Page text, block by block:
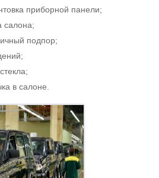
приборной панели;
салона;
подпор;
в салоне.